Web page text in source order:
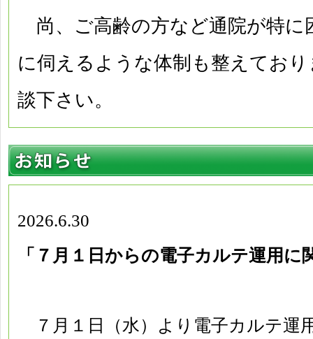
尚、ご高齢の方など通院が特に
に伺えるような体制も整えてお
談下さい。
2026.6.30
「７月１日からの電子カルテ運用に
７月１日（水）より電子カルテ運